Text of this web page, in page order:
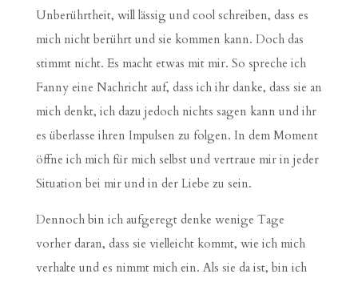
Unberührtheit, will lässig und cool schreiben, dass es
mich nicht berührt und sie kommen kann. Doch das
stimmt nicht. Es macht etwas mit mir. So spreche ich
Fanny eine Nachricht auf, dass ich ihr danke, dass sie an
mich denkt, ich dazu jedoch nichts sagen kann und ihr
es überlasse ihren Impulsen zu folgen. In dem Moment
öffne ich mich für mich selbst und vertraue mir in jeder
Situation bei mir und in der Liebe zu sein.
Dennoch bin ich aufgeregt denke wenige Tage
vorher daran, dass sie vielleicht kommt, wie ich mich
verhalte und es nimmt mich ein. Als sie da ist, bin ich